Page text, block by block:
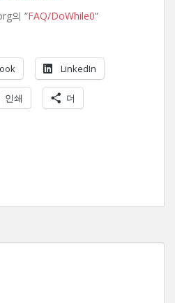
의 “FAQ/DoWhile0“
LinkedIn
인쇄 더